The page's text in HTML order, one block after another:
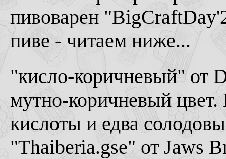
пивоварен
пиве - читаем ниже...
"кисло-коричневый" от
мутно-коричневый
кислоты и едва
"Thaiberia.gse" от Jaws